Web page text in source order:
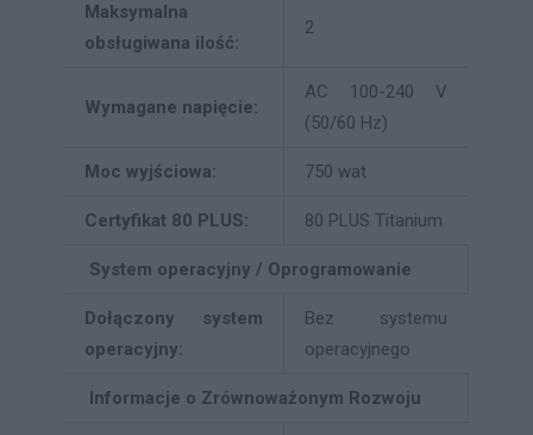
Maksymalna
obsługiwana ilość:
2
Wymagane napięcie:
AC 100-240 V
(50/60 Hz)
Moc wyjściowa: 750 wat
Certyfikat 80 PLUS: 80 PLUS Titanium
System operacyjny / Oprogramowanie
Dołączony system
operacyjny:
Bez systemu
operacyjnego
Informacje o Zrównoważonym Rozwoju